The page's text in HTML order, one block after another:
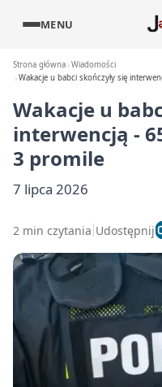
MENU
Strona główna Wiadomości
Wakacje u babci skończyły się
Wakacje u
interwencją -
3 promile
7 lipca 2026
2 min czytania Udostępnij